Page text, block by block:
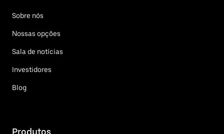
Sobre nós
Nossas opções
Sala de notícias
Investidores
Blog
Produtos